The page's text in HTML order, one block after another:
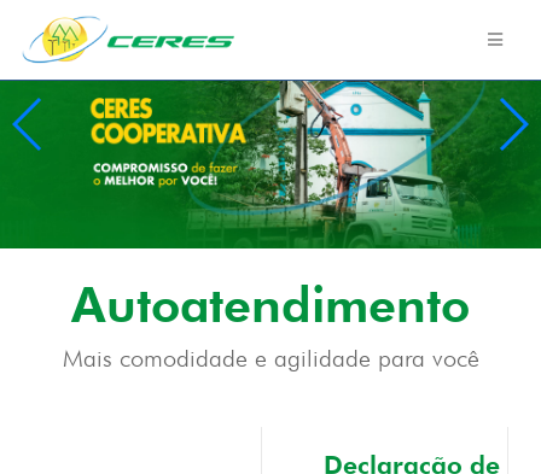
Autoatendimento
Mais comodidade e agilidade para você
Declaração de